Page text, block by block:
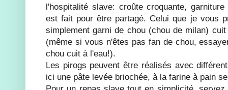
l'hospitalité slave: croûte croquante,
est fait pour être partagé. Celui que je vous
simplement garni de chou (chou de milan)
(même si vous n'êtes pas fan de chou,
chou cuit à l'eau!).
Les pirogs peuvent être réalisés avec
ici une pâte levée briochée, à la farine à pain